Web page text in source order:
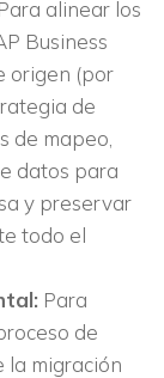
Para alinear los
Business
origen (por
de
de mapeo,
datos para
y preservar
todo el
Para
de
la migración